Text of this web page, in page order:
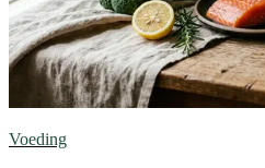
Voeding